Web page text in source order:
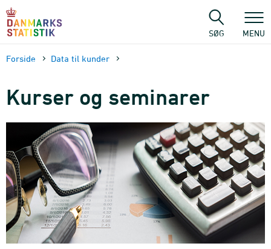
sidens
SØG MENU
Forside Data til kunder
Kurser og seminarer